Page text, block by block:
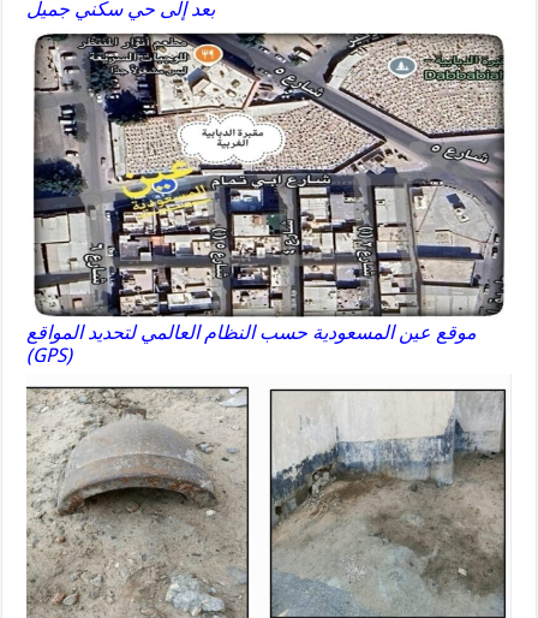
بعد إلى حي سكني جميل
موقع عين المسعودية حسب النظام العالمي لتحديد المواقع
(GPS)